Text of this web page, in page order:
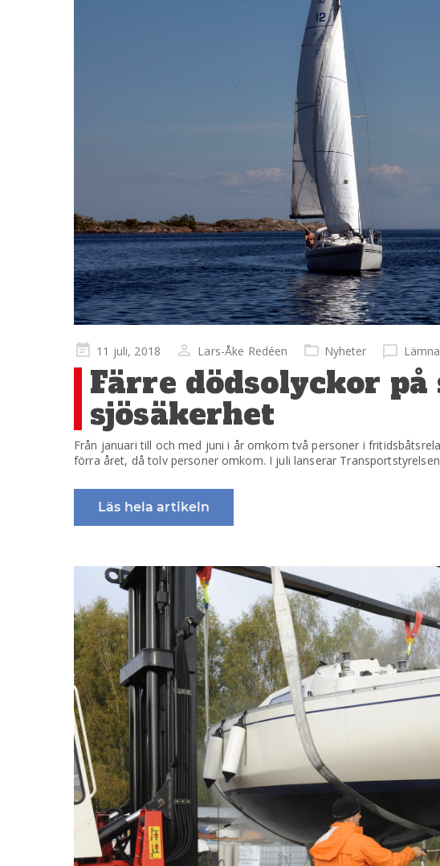
Publicerad
på
11 juli, 2018 Lars-Åke Redéen Nyheter
Färre dödsolyckor
sjösäkerhet
Från januari till och med juni i år omkom två personer i
förra året, då tolv personer omkom. I juli lanserar
Läs hela artikeln